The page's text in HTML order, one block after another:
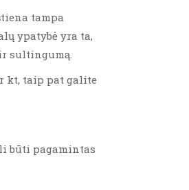
tampa
ypatybė yra ta,
sultingumą.
kt, taip pat galite
būti pagamintas